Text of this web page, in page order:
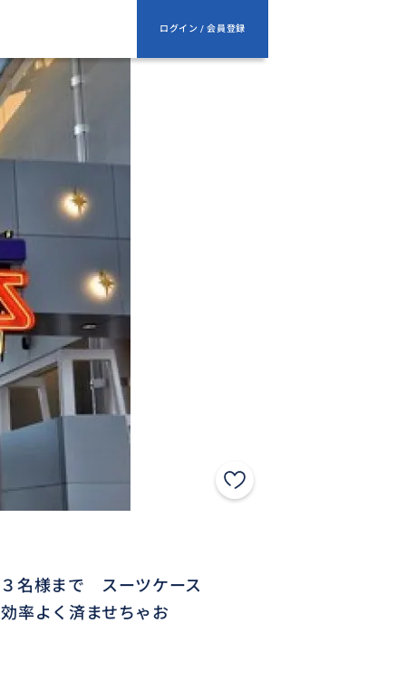
ログイン / 会員登録
名様まで スーツケース
率よく済ませちゃお